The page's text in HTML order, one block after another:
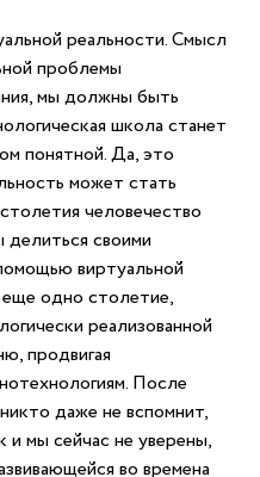
реальности. Смысл
проблемы
мы должны быть
школа станет
понятной. Да, это
может стать
человечество
своими
виртуальной
еще одно столетие,
реализованной
продвигая
После
даже не вспомнит,
и мы сейчас не уверены,
во времена